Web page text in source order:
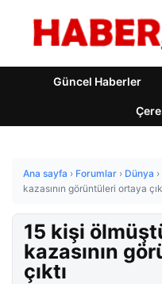
Güncel Haberler
Ana sayfa › Forumlar › Dünya ›
kazasının görüntüleri ortaya
15 kişi
kazasının
çıktı